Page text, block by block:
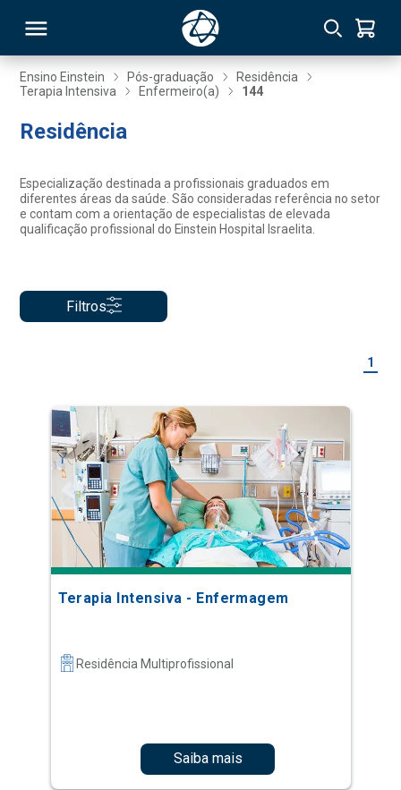
Ensino Einstein Pós-graduação
Residência
Terapia Intensiva
Enfermeiro(a) 144
Residência
Especialização destinada a profissionais graduados em
diferentes áreas da saúde. São consideradas referência no setor
e contam com a orientação de especialistas de elevada
qualificação profissional do Einstein Hospital Israelita.
Filtros
1
Terapia Intensiva - Enfermagem
Residência Multiprofissional
Saiba mais